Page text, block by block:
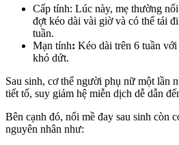
Cấp tính: Lúc này, mẹ thường
đợt kéo dài vài giờ và có thể tái
tuần.
Mạn tính: Kéo dài trên 6 tuần
khó dứt.
Sau sinh, cơ thể người phụ nữ một lần
tiết tố, suy giảm hệ miễn dịch dễ dẫn
Bên cạnh đó, nổi mề đay sau sinh còn
nguyên nhân như: